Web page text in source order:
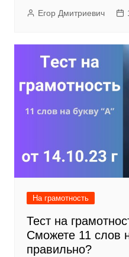
Егор Дмитриевич
На грамотность
Тест на
Сможете 11 слов
правильно?